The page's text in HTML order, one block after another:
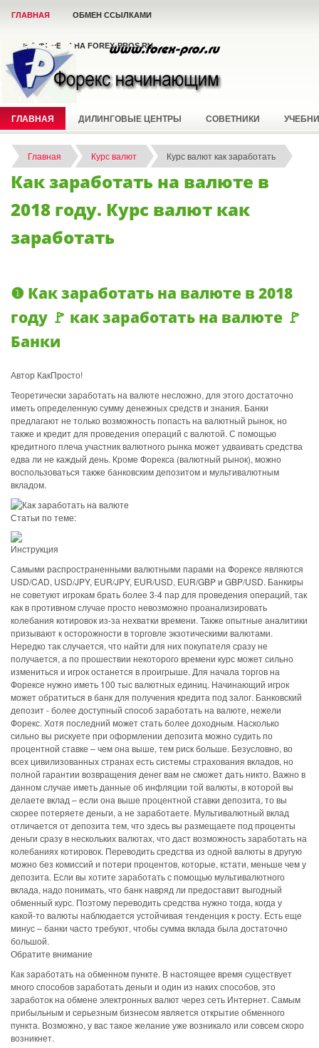
ГЛАВНАЯ ОБМЕН ССЫЛКАМИ
ВСЁ О ФОРЕКС НА FOREX-PROS.RU
ГЛАВНАЯ ДИЛИНГОВЫЕ ЦЕНТРЫ СОВЕТНИКИ
Главная Курс валют Курс валют как заработать
Как заработать на валюте в
2018 году. Курс валют как
заработать
❶ Как заработать на валюте в 2018
году 🚩 как заработать на валюте 🚩
Банки
Автор КакПросто!
Теоретически заработать на валюте несложно, для этого достаточно
иметь определенную сумму денежных средств и знания. Банки
предлагают не только возможность попасть на валютный рынок, но
также и кредит для проведения операций с валютой. С помощью
кредитного плеча участник валютного рынка может удваивать средства
едва ли не каждый день. Кроме Форекса (валютный рынок), можно
воспользоваться также банковским депозитом и мультивалютным
вкладом.
Статьи по теме:
Инструкция
Самыми распространенными валютными парами на Форексе являются
USD/CAD, USD/JPY, EUR/JPY, EUR/USD, EUR/GBP и GBP/USD. Банкиры
не советуют игрокам брать более 3-4 пар для проведения операций, так
как в противном случае просто невозможно проанализировать
колебания котировок из-за нехватки времени. Также опытные аналитики
призывают к осторожности в торговле экзотическими валютами.
Нередко так случается, что найти для них покупателя сразу не
получается, а по прошествии некоторого времени курс может сильно
измениться и игрок останется в проигрыше. Для начала торгов на
Форексе нужно иметь 100 тыс валютных единиц. Начинающий игрок
может обратиться в банк для получения кредита под залог. Банковский
депозит - более доступный способ заработать на валюте, нежели
Форекс. Хотя последний может стать более доходным. Насколько
сильно вы рискуете при оформлении депозита можно судить по
процентной ставке – чем она выше, тем риск больше. Безусловно, во
всех цивилизованных странах есть системы страхования вкладов, но
полной гарантии возвращения денег вам не сможет дать никто. Важно в
данном случае иметь данные об инфляции той валюты, в которой вы
делаете вклад – если она выше процентной ставки депозита, то вы
скорее потеряете деньги, а не заработаете. Мультивалютный вклад
отличается от депозита тем, что здесь вы размещаете под проценты
деньги сразу в нескольких валютах, что даст возможность заработать на
колебаниях котировок. Переводить средства из одной валюты в другую
можно без комиссий и потери процентов, которые, кстати, меньше чем у
депозита. Если вы хотите заработать с помощью мультивалютного
вклада, надо понимать, что банк навряд ли предоставит выгодный
обменный курс. Поэтому переводить средства нужно тогда, когда у
какой-то валюты наблюдается устойчивая тенденция к росту. Есть еще
минус – банки часто требуют, чтобы сумма вклада была достаточно
большой.
Обратите внимание
Как заработать на обменном пункте. В настоящее время существует
много способов заработать деньги и один из наких способов, это
заработок на обмене электронных валют через сеть Интернет. Самым
прибыльным и серьезным бизнесом является открытие обменного
пункта. Возможно, у вас такое желание уже возникало или совсем скоро
возникнет.